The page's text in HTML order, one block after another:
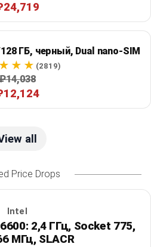
128 ГБ, черный, Dual nano-SIM
(2819)
all
Price Drops
Intel
2,4 ГГц, Socket 775,
МГц, SLACR